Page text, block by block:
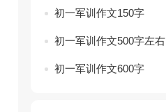
初一军训作文150字
初一军训作文500字左右
初一军训作文600字